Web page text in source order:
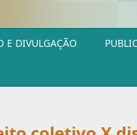
E DIVULGAÇÃO